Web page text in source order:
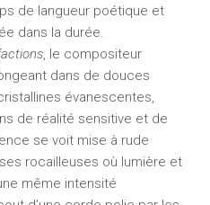
de langueur poétique et
dans la durée.
, le compositeur
dans de douces
évanescentes,
de réalité sensitive et de
se voit mise à rude
rocailleuses où lumière et
même intensité